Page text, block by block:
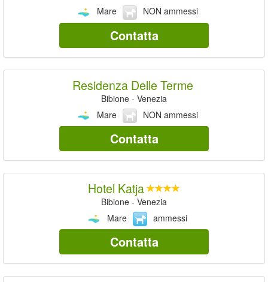
Mare
NON ammessi
Contatta
Residenza Delle Terme
Bibione - Venezia
Mare
NON ammessi
Contatta
Hotel Katja
Bibione - Venezia
Mare
ammessi
Contatta